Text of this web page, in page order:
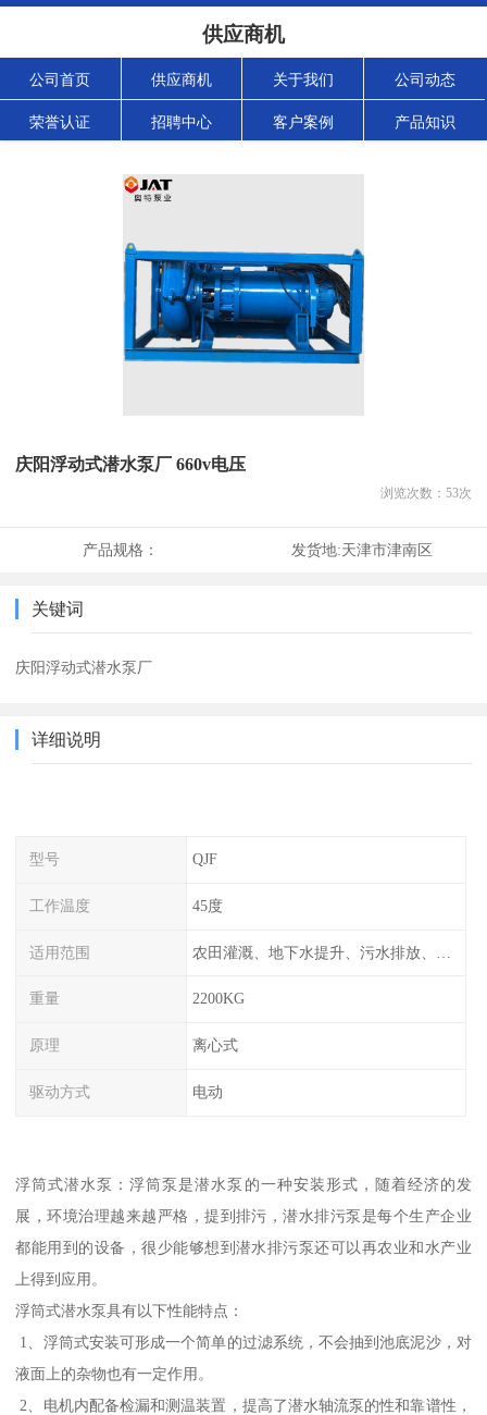
供应商机
公司首页 供应商机 关于我们 公司动态
荣誉认证 招聘中心 客户案例 产品知识
庆阳浮动式潜水泵厂 660v电压
浏览次数： 53次
产品规格： 发货地:天津市津南区
关键词
庆阳浮动式潜水泵厂
详细说明
型号 QJF
工作温度 45度
适用范围
重量 2200KG
原理 离心式
驱动方式 电动
浮筒式潜水泵：浮筒泵是潜水泵的一种安装形式，随着经济的发
展，环境治理越来越严格，提到排污，潜水排污泵是每个生产企业
都能用到的设备，很少能够想到潜水排污泵还可以再农业和水产业
上得到应用。
浮筒式潜水泵具有以下性能特点：
1、浮筒式安装可形成一个简单的过滤系统，不会抽到池底泥沙，对
液面上的杂物也有一定作用。
2、电机内配备检漏和测温装置，提高了潜水轴流泵的性和靠谱性，